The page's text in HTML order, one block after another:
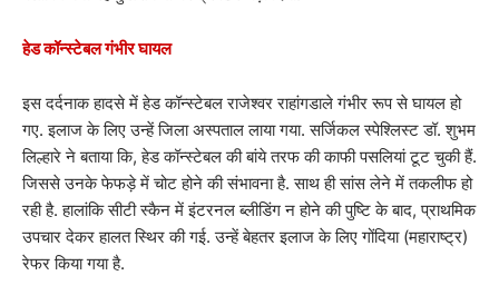
हेड कॉन्स्टेबल गंभीर घायल
इस दर्दनाक हादसे में हेड कॉन्स्टेबल राजेश्वर राहांगडाले गंभीर रूप से घायल हो
गए. इलाज के लिए उन्हें जिला अस्पताल लाया गया. सर्जिकल स्पेश्लिस्ट डॉ. शुभम
लिल्हारे ने बताया कि, हेड कॉन्स्टेबल की बांये तरफ की काफी पसलियां टूट चुकी हैं.
जिससे उनके फेफड़े में चोट होने की संभावना है. साथ ही सांस लेने में तकलीफ हो
रही है. हालांकि सीटी स्कैन में इंटरनल ब्लीडिंग न होने की पुष्टि के बाद, प्राथमिक
उपचार देकर हालत स्थिर की गई. उन्हें बेहतर इलाज के लिए गोंदिया (महाराष्ट्र)
रेफर किया गया है.